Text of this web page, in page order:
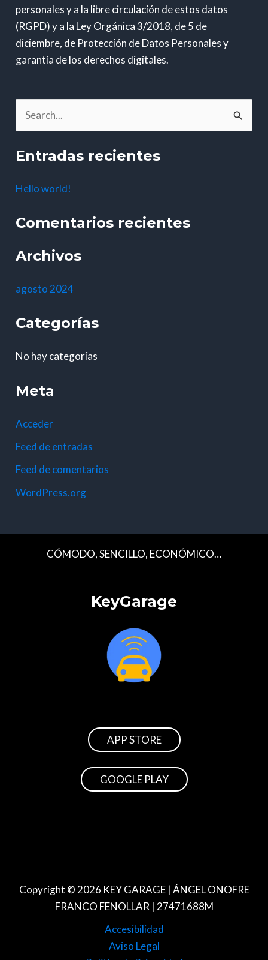
personales y a la libre circulación de estos datos
(RGPD) y a la Ley Orgánica 3/2018, de 5 de
diciembre, de Protección de Datos Personales y
garantía de los derechos digitales.
s
r
o
Entradas recientes
Hello world!
Comentarios recientes
Archivos
agosto 2024
Categorías
No hay categorías
Meta
Acceder
Feed de entradas
Feed de comentarios
WordPress.org
CÓMODO, SENCILLO, ECONÓMICO…
KeyGarage
APP STORE
GOOGLE PLAY
Copyright © 2026 KEY GARAGE | ÁNGEL ONOFRE
FRANCO FENOLLAR | 27471688M
Accesibilidad
Aviso Legal